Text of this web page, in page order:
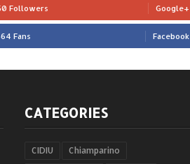
Followers Google+
Fans Facebook
CATEGORIES
CIDIU Chiamparino